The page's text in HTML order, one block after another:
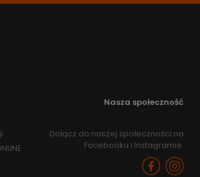
Nasza społeczność
Dołącz do naszej społeczności na
Facebooku i Instagramie.